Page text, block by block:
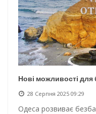
Нові можливості для
28 Серпня 2025 09:29
Одеса розвиває